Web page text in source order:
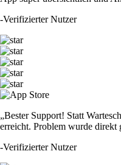
-Verifizierter Nutzer
„Bester Support! Statt
erreicht. Problem wurde direkt
-Verifizierter Nutzer